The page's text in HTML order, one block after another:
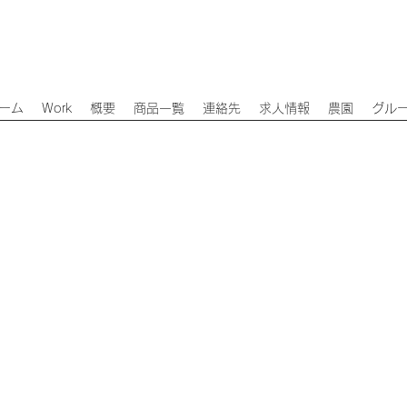
ム Work 概要 商品一覧 連絡先 求人情報 農園 グル